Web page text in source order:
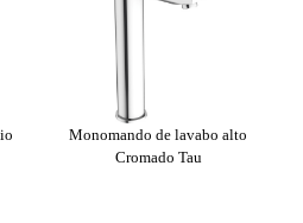
Monomando de lavabo alto
Cromado Tau